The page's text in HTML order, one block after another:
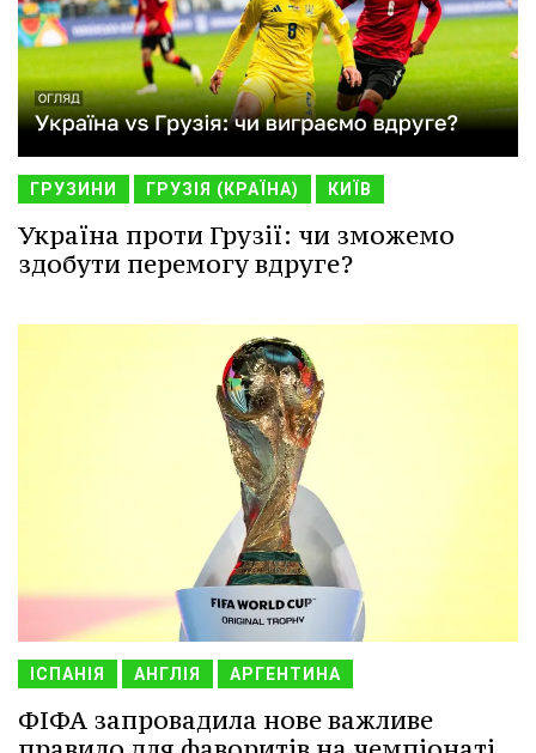
ГРУЗИНИ ГРУЗІЯ (КРАЇНА) КИЇВ
Україна проти Грузії: чи зможемо
здобути перемогу вдруге?
ІСПАНІЯ АНГЛІЯ АРГЕНТИНА
ФІФА запровадила нове важливе